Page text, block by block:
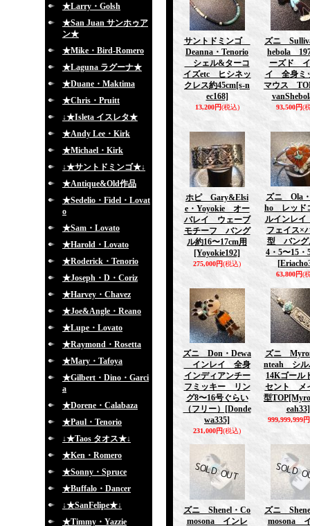
★Larry・Golsh
★San Juan サンホゥア
ン★
★Mike・Bird-Romero
★Laguna ラグーナ★
★Duane・Maktima
★Chris・Pruitt
↓★Isleta イスレタ★
★Andy Lee・Kirk
★Michael・Kirk
↓★サントドミンゴ★↓
★Antique&Old作品
★Sedelio・Fidel・Lovat
o
★Sam・Lovato
★Harold・Lovato
★Roderick・Tenorio
★Joseph・D・Coriz
★Harvey・Chavez
★Joe&Angle・Reano
★Lupe・Lovato
★Raymond・Rosetta
★Mary・Tafoya
★Gilbert・Dino・Garci
a
★Dorene・Calabaza
★Paul・Tenorio
↓★Taos タオス★↓
★Ken・Romero
★Sonny・Spruce
★Buffalo・Dancer
↓★SanFelipe★↓
★Timmy・Yazzie
サントドミンゴ
Deanna・Tenorio
シェル&ターコ
イズetc ヒシネッ
クレス約45cm[s-n
ec168]
13,200円(税込)
ズニ
hebola
ーズド
イ 全身ミ
マウス
93,500円(
ホピ Gary&Elsi
e・Yoyokie オー
バレイ ウェーブ
モチーフ バング
ル約16〜17cm用
[Yoyokie192]
275,000円(税込)
ズニ Ola
ho レッド
ルインレ
フェイス×
型 バング
4・5〜15・
63,800円(
ズニ Don・Dewa
インレイ 全身
インディアンチー
フミッキー リン
グ8〜16号ぐらい
（フリー）
[Donde
wa335]
231,000円(税込)
ズニ
nteah シル
14Kゴール
セント メ
型TOP
eah33]
999,999,999円
ズニ Shenel・Co
mosona インレ
ズニ
mosona